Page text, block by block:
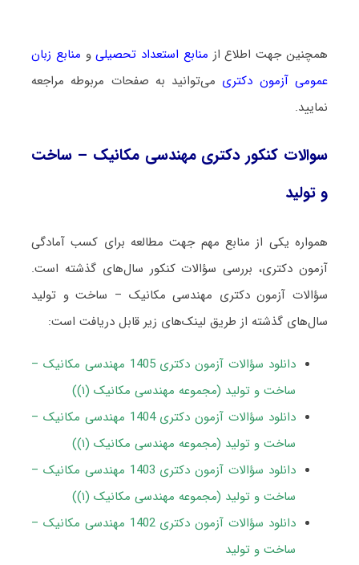
همچنین جهت اطلاع از منابع استعداد تحصیلیو منابع زبان
عمومی آزمون دکتری می‌توانید به صفحات مربوطه مراجعه
نمایید.
سوالات کنکور دکتری مهندسی مکانیک – ساخت
و تولید
همواره یکی از منابع مهم جهت مطالعه برای کسب آمادگی
آزمون دکتری، بررسی سؤالات کنکور سال‌های گذشته است.
سؤالات آزمون دکتری مهندسی مکانیک – ساخت و تولید
سال‌های گذشته از طریق لینک‌های زیر قابل دریافت است:
دانلود سؤالات آزمون دکتری 1405 مهندسی مکانیک –
ساخت و تولید (مجموعه مهندسی مکانیک (۱))
دانلود سؤالات آزمون دکتری 1404 مهندسی مکانیک –
ساخت و تولید (مجموعه مهندسی مکانیک (۱))
دانلود سؤالات آزمون دکتری 1403 مهندسی مکانیک –
ساخت و تولید (مجموعه مهندسی مکانیک (۱))
دانلود سؤالات آزمون دکتری 1402 مهندسی مکانیک –
ساخت و تولید